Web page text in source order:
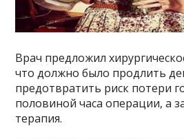
Врач предложил
что должно было продлить
предотвратить риск потери
половиной часа операции, а
терапия.